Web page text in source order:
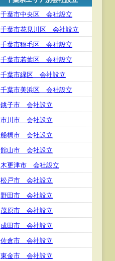
千葉市中央区 会社設立
千葉市花見川区 会社設立
千葉市稲毛区 会社設立
千葉市若葉区 会社設立
千葉市緑区 会社設立
千葉市美浜区 会社設立
銚子市 会社設立
市川市 会社設立
船橋市 会社設立
館山市 会社設立
木更津市 会社設立
松戸市 会社設立
野田市 会社設立
茂原市 会社設立
成田市 会社設立
佐倉市 会社設立
東金市 会社設立